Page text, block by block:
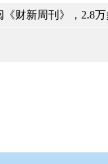
《财新周刊》，2.8